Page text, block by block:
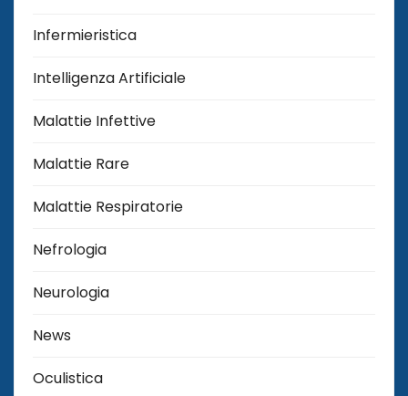
Infermieristica
Intelligenza Artificiale
Malattie Infettive
Malattie Rare
Malattie Respiratorie
Nefrologia
Neurologia
News
Oculistica